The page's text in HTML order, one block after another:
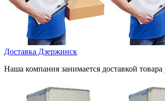
Доставка Дзержинск
Наша компания занимается доставкой